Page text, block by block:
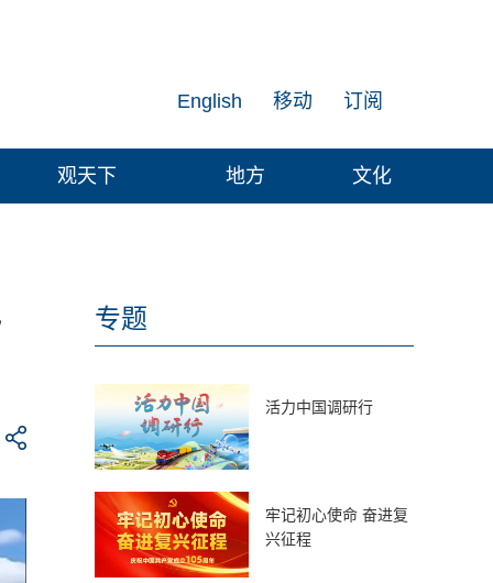
订阅
移动
English
观天下 地方 文化
专题
活力中国调研行
牢记初心使命 奋进复
兴征程